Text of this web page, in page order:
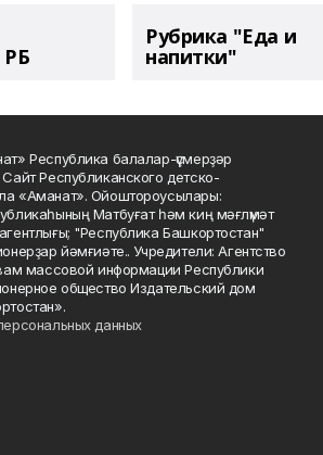
РБ
Рубрика "Еда и
напитки"
Республика балалар-үҫмерҙәр
Республиканского детско-
«Аманат». Ойоштороусылары:
Матбуғат һәм киң мәғлүмәт
"Республика Башкортостан"
йәмғиәте.. Учредители: Агентство
массовой информации Республики
общество Издательский дом
данных